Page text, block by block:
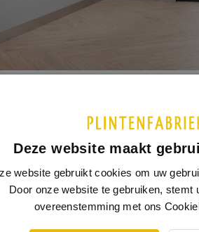
strip is gemaakt van RVS. RVS is een
standaard geborsteld geleverd.
Deze website maakt
website gebruikt cookies om uw
Door onze website te gebruiken, stemt
overeenstemming met ons